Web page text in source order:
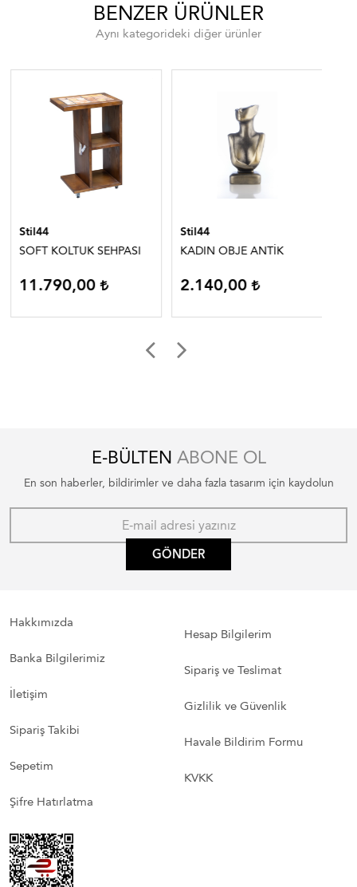
BENZER ÜRÜNLER
Aynı kategorideki diğer ürünler
Stil44
SOFT KOLTUK SEHPASI
11.790,00
Stil44
KADIN OBJE ANTİK
2.140,00
E-BÜLTEN ABONE OL
En son haberler, bildirimler ve daha fazla tasarım için kaydolun
GÖNDER
Hakkımızda
Banka Bilgilerimiz
İletişim
Sipariş Takibi
Sepetim
Şifre Hatırlatma
Hesap Bilgilerim
Sipariş ve Teslimat
Gizlilik ve Güvenlik
Havale Bildirim Formu
KVKK